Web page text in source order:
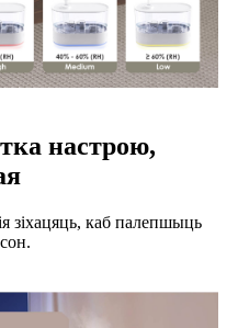
настрою,
зіхацяць, каб палепшыць